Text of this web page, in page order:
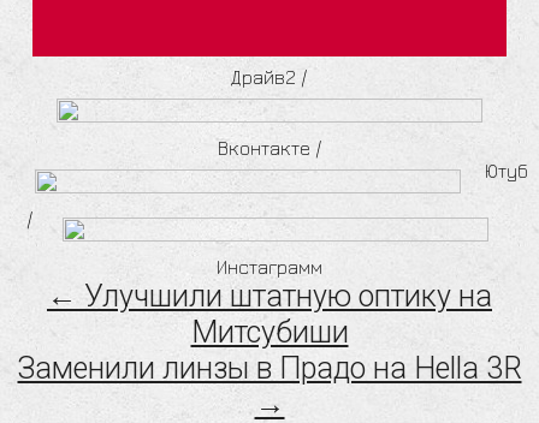
Драйв2 /
Вконтакте /
Ютуб
/
Инстаграмм
← Улучшили штатную оптику на
Митсубиши
Заменили линзы в Прадо на Hella 3R
→